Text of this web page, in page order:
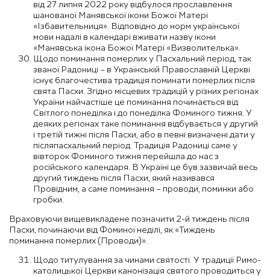
від 27 липня 2022 року відбулося прославлення
шанованої Манявської ікони Божої Матері
«Ізбавительниця». Відповідно до норм української
мови надалі в календарі вживати назву ікони
«Манявська ікона Божої Матері «Визволителька».
Щодо поминання померлих у Пасхальний період, так
званої Радониці – в Українській Православній Церкві
існує благочестива традиція поминати померлих після
свята Пасхи. Згідно місцевих традицій у різних регіонах
України найчастіше це поминання починається від
Світлого понеділка і до понеділка Фоминого тижня. У
деяких регіонах таке поминання відбувається у другий
і третій тижні після Пасхи, або в певні визначені дати у
післяпасхальний період. Традиція Радониці саме у
вівторок Фоминого тижня перейшла до нас з
російського календаря. В Україні це був зазвичай весь
другий тиждень після Пасхи, який називався
Провідним, а саме поминання – проводи, поминки або
гробки.
Враховуючи вищевикладене позначити 2-й тиждень після
Пасхи, починаючи від Фоминої неділі, як «Тиждень
поминання померлих (Проводи)».
Щодо титулування за чинами святості. У традиції Римо-
католицької Церкви канонізація святого проводиться у